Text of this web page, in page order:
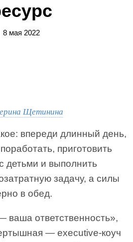
8 мая 2022
Щетинина
впереди длинный день,
приготовить
детьми и выполнить
задачу, а силы
в обед.
ваша ответственность»,
— executive-коуч